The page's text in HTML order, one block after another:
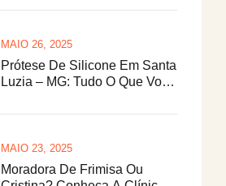
Prótese De Silicone Em Santa
Luzia – MG: Tudo O Que Você
MAIO 26, 2025
Moradora De Frimisa Ou
MAIO 23, 2025